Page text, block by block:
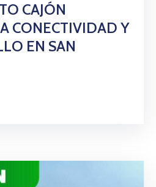
CAJÓN
CONECTIVIDAD Y
EN SAN